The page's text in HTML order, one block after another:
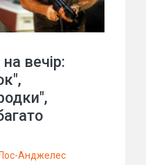
вечір:
Анджелес